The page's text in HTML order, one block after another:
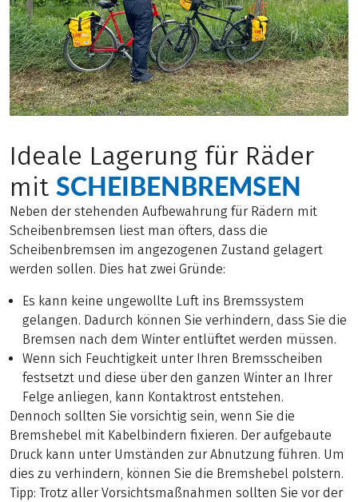
Ideale Lagerung für Räder
mit SCHEIBENBREMSEN
Neben der stehenden Aufbewahrung für Rädern mit
Scheibenbremsen liest man öfters, dass die
Scheibenbremsen im angezogenen Zustand gelagert
werden sollen. Dies hat zwei Gründe:
Es kann keine ungewollte Luft ins Bremssystem
gelangen. Dadurch können Sie verhindern, dass Sie die
Bremsen nach dem Winter entlüftet werden müssen.
Wenn sich Feuchtigkeit unter Ihren Bremsscheiben
festsetzt und diese über den ganzen Winter an Ihrer
Felge anliegen, kann Kontaktrost entstehen.
Dennoch sollten Sie vorsichtig sein, wenn Sie die
Bremshebel mit Kabelbindern fixieren. Der aufgebaute
Druck kann unter Umständen zur Abnutzung führen. Um
dies zu verhindern, können Sie die Bremshebel polstern.
Tipp: Trotz aller Vorsichtsmaßnahmen sollten Sie vor der